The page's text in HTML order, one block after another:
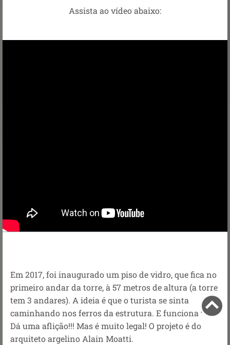
Assista ao vídeo abaixo:
Em 2017, foi inaugurado um piso de vidro, que fica no
primeiro andar da torre, à 57 metros de altura (a torre
tem 3 andares). A ideia é que o turista se sinta
caminhando nos ferros da estrutura. E funciona viu!
Dá uma aflição!!! Mas é muito legal! O projeto é do
arquiteto argelino Alain Moatti.